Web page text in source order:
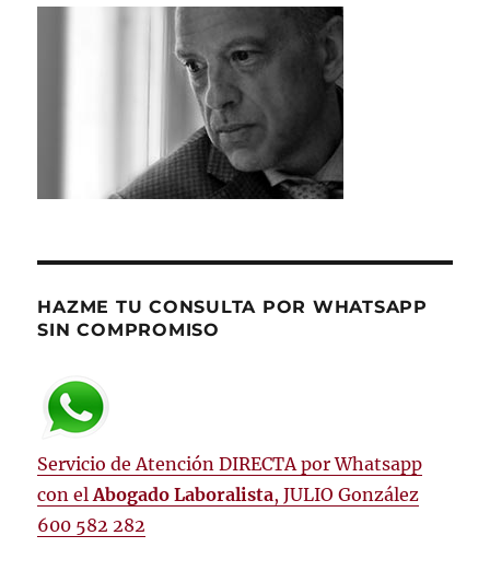
HAZME TU CONSULTA POR WHATSAPP
SIN COMPROMISO
Servicio de Atención DIRECTA por Whatsapp
con elAbogado Laboralista, JULIO González
600 582 282